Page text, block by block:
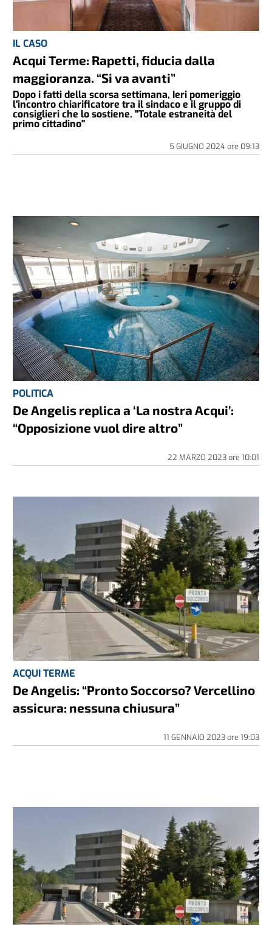
IL CASO
Acqui Terme: Rapetti, fiducia dalla
maggioranza. “Si va avanti”
Dopo i fatti della scorsa settimana, Ieri pomeriggio
l'incontro chiarificatore tra il sindaco e il gruppo di
consiglieri che lo sostiene. "Totale estraneità del
primo cittadino"
5 GIUGNO 2024ore 09:13
POLITICA
De Angelis replica a ‘La nostra Acqui’:
“Opposizione vuol dire altro”
22 MARZO 2023ore 10:01
ACQUI TERME
De Angelis: “Pronto Soccorso? Vercellino
assicura: nessuna chiusura”
11 GENNAIO 2023ore 19:03